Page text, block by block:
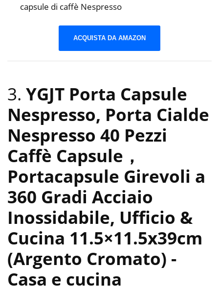
capsule di caffè Nespresso
ACQUISTA DA AMAZON
3. YGJT Porta Capsule
Nespresso, Porta Cialde
Nespresso 40 Pezzi
Caffè Capsule，
Portacapsule Girevoli a
360 Gradi Acciaio
Inossidabile, Ufficio &
Cucina 11.5×11.5x39cm
(Argento Cromato) -
Casa e cucina